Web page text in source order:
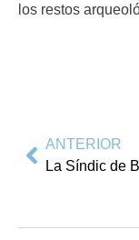
los restos
ANTERIOR